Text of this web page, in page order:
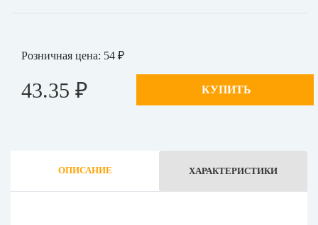
Розничная цена: 54 ₽
43.35 ₽ КУПИТЬ
ОПИСАНИЕ ХАРАКТЕРИСТИКИ